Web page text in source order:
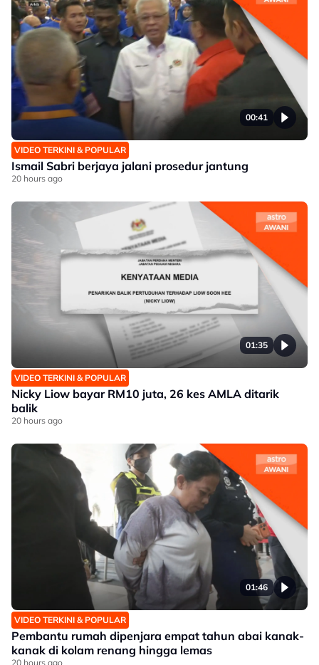
00:41
VIDEO TERKINI & POPULAR
Ismail Sabri berjaya jalani prosedur jantung
20 hours ago
01:35
VIDEO TERKINI & POPULAR
Nicky Liow bayar RM10 juta, 26 kes AMLA ditarik
balik
20 hours ago
01:46
VIDEO TERKINI & POPULAR
Pembantu rumah dipenjara empat tahun abai kanak-
kanak di kolam renang hingga lemas
20 hours ago